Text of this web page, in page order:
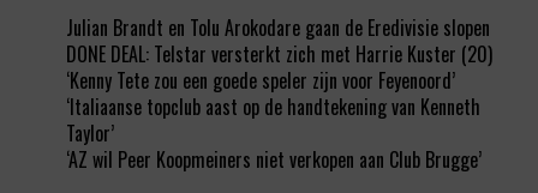
Julian Brandt en Tolu Arokodare gaan de Eredivisie slopen
DONE DEAL: Telstar versterkt zich met Harrie Kuster (20)
‘Kenny Tete zou een goede speler zijn voor Feyenoord’
‘Italiaanse topclub aast op de handtekening van Kenneth
Taylor’
‘AZ wil Peer Koopmeiners niet verkopen aan Club Brugge’